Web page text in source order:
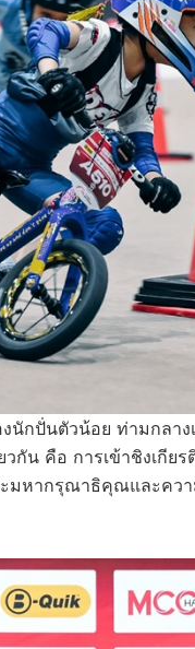
ปั่นตัวน้อย ท่ามกลาง
น คือ การเข้าชิงเกีย
มหากรุณาธิคุณและคว